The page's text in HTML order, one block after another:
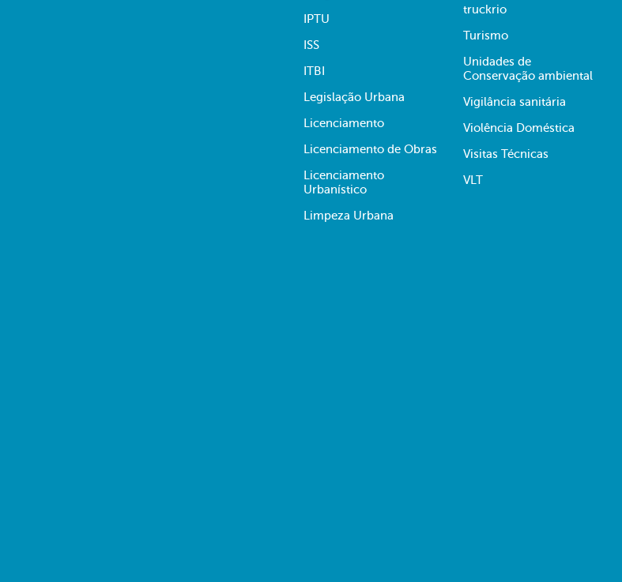
IPTU
ISS
ITBI
Legislação Urbana
Licenciamento
Licenciamento de Obras
Licenciamento
Urbanístico
Limpeza Urbana
truckrio
Turismo
Unidades de
Conservação ambiental
Vigilância sanitária
Violência Doméstica
Visitas Técnicas
VLT